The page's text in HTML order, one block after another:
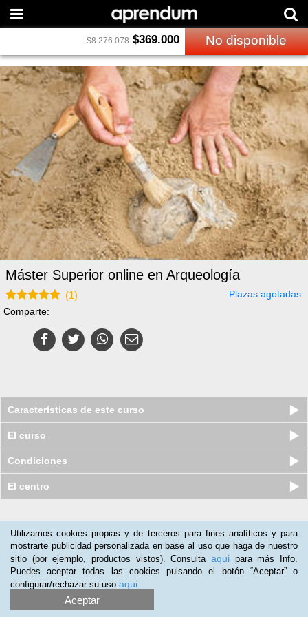
$8.276.078 $369.000 No disponible
Máster Superior online en Arqueología
(1)
Plazas agotadas
Comparte:
Características de este curso
El curso
Condiciones
El centro
Manuel Garcia(14-09-2019)
Para estudiantes y aficionados
Maestria virtual (Online) en Historia
Utilizamos cookies propias y de terceros para fines analíticos y para
mostrarte publicidad personalizada en base al uso que haga de nuestro
sitio (por ejemplo, productos vistos). Consulta aqui para más Info.
Puedes aceptar todas las cookies pulsando el botón “Aceptar” o
configurar/rechazar su uso aqui
Aceptar